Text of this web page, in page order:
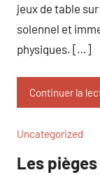
jeux de table
solennel et
physiques. […]
Continuer la
Uncategorized
Les